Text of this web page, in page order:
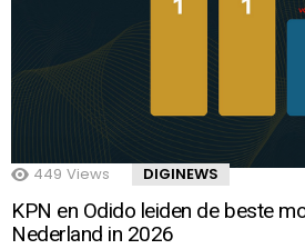
449 Views DIGINEWS
KPN en Odido leiden de beste
Nederland in 2026